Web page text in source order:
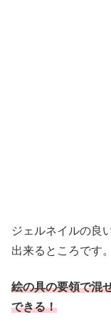
ジェルネイルの良
出来るところです。
絵の具の要領で混
できる！